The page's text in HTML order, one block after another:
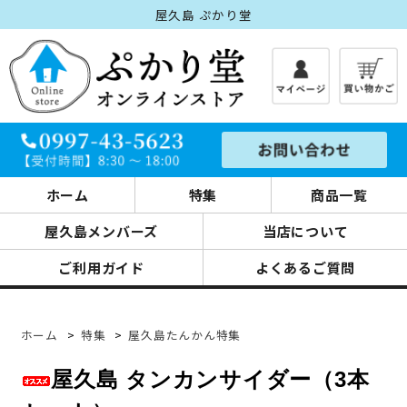
屋久島 ぷかり堂
ホーム 特集
商品一覧
屋久島メンバーズ
当店について
ご利用ガイド
よくあるご質問
ホーム > 特集 > 屋久島たんかん特集
屋久島 タンカンサイダー（3本